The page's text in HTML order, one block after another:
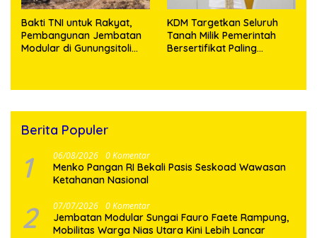
Bakti TNI untuk Rakyat,
Pembangunan Jembatan
Modular di Gunungsitoli
KDM Targetkan Seluruh
Tanah Milik Pemerintah
Bersertifikat Paling
Berita Populer
1 06/08/2026 0 Komentar
Menko Pangan RI Bekali Pasis Seskoad Wawasan
Ketahanan Nasional
2 07/07/2026 0 Komentar
Jembatan Modular Sungai Fauro Faete Rampung,
Mobilitas Warga Nias Utara Kini Lebih Lancar